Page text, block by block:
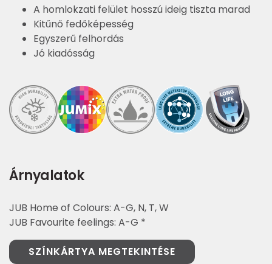
A homlokzati felület hosszú ideig tiszta marad
Kitűnő fedőképesség
Egyszerű felhordás
Jó kiadósság
Árnyalatok
JUB Home of Colours: A-G, N, T, W
JUB Favourite feelings: A-G *
SZÍNKÁRTYA MEGTEKINTÉSE